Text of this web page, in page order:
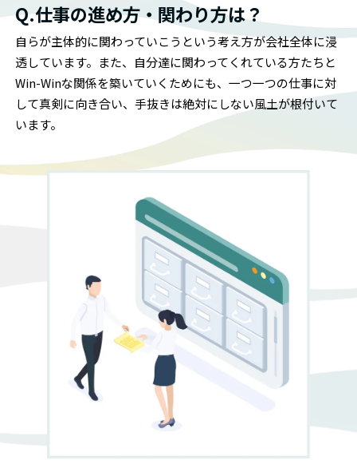
Q.仕事の進め方・関わり方は？
自らが主体的に関わっていこうという考え方が会社全体に浸
透しています。また、自分達に関わってくれている方たちと
Win-Winな関係を築いていくためにも、一つ一つの仕事に対
して真剣に向き合い、手抜きは絶対にしない風土が根付いて
います。